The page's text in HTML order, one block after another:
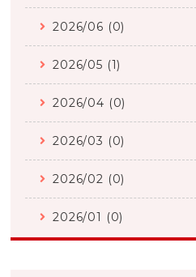
2026/06 (0)
2026/05 (1)
2026/04 (0)
2026/03 (0)
2026/02 (0)
2026/01 (0)